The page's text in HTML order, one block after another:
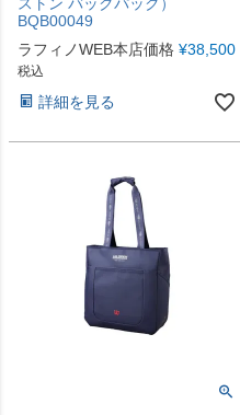
BQB00049
ラフィノWEB本店価格 ¥38,500
税込
詳細を見る